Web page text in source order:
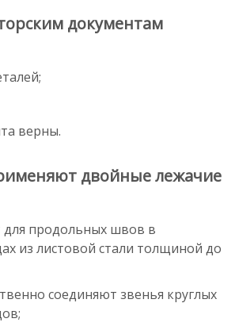
документам
верны.
двойные лежачие
продольных швов в
из листовой стали толщиной до
соединяют звенья круглых